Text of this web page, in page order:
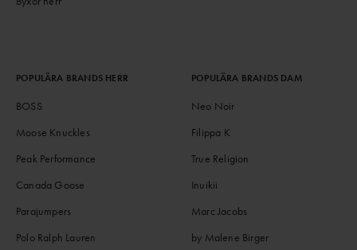
POPULÄRA BRANDS HERR
BOSS
Moose Knuckles
Peak Performance
Canada Goose
Parajumpers
Polo Ralph Lauren
POPULÄRA BRANDS DAM
Neo Noir
Filippa K
True Religion
Inuikii
Marc Jacobs
by Malene Birger